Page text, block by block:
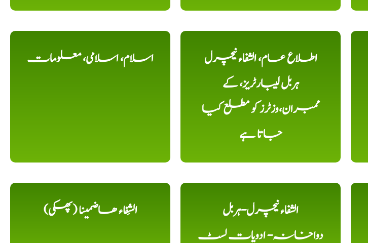
اسلام، اسلامی، معلومات
اطلاع عام، الشفاء نیچرل
ہربل لیبارٹریز، کے
ممبران،وزٹرز کو مطلع کیا
جاتا ہے
الشِفاء ھاضمینا (پھکی)
الشفاء نیچرل-ہربل
دواخانہ- ادویات لسٹ